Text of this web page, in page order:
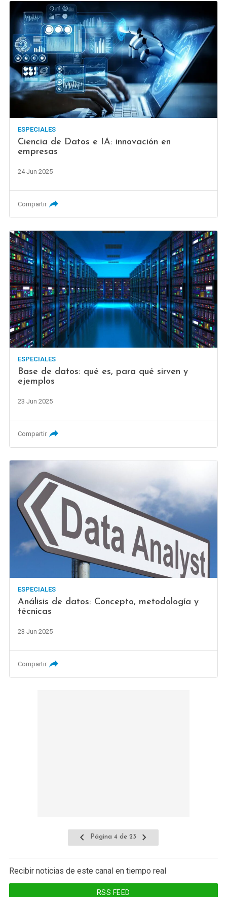
ESPECIALES
Ciencia de Datos e IA: innovación en
empresas
24 Jun 2025
Compartir
ESPECIALES
Base de datos: qué es, para qué sirven y
ejemplos
23 Jun 2025
Compartir
ESPECIALES
Análisis de datos: Concepto, metodología y
técnicas
23 Jun 2025
Compartir
Página 4 de 23
Recibir noticias de este canal en tiempo real
RSS FEED